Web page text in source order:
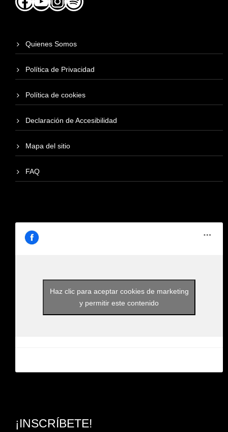
Quienes Somos
Política de Privacidad
Política de cookies
Declaración de Accesibilidad
Mapa del sitio
FAQ
Haz clic para aceptar cookies de marketing
y permitir este contenido
¡INSCRÍBETE!